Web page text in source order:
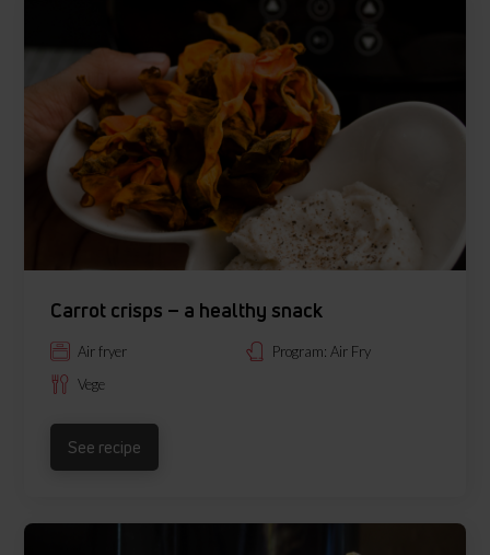
Carrot crisps – a healthy snack
Air fryer
Program: Air Fry
Vege
See recipe